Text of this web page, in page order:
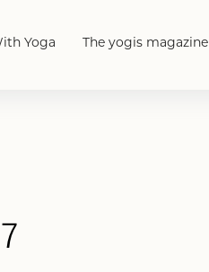
Yoga The yogis magazine